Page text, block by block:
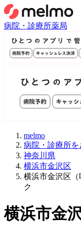
病院・診療所薬局
melmo
病院・診療所を
神奈川県
横浜市金沢区
横浜市金沢区
ク
横浜市金